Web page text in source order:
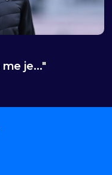
je..."